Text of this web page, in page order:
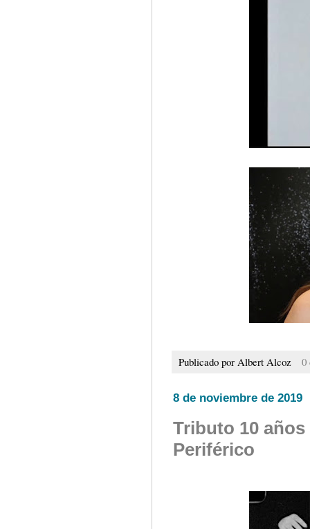
Publicado por Albert Alcoz 0
8 de noviembre de 2019
Tributo 10
Periférico